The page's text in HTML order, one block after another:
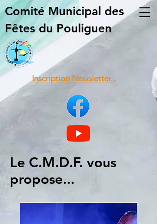
Comité Municipal des
Fêtes du Pouliguen
Inscription Newsletter...
Le C.M.D.F. vous
propose...